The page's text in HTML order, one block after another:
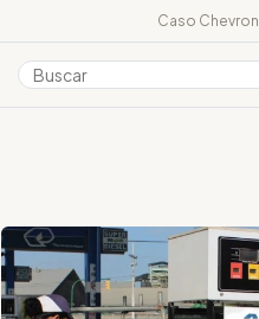
Caso Chevron
Colombia